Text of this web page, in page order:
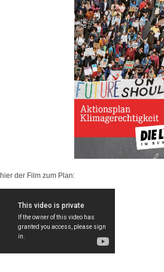
hier der Film zum Plan: